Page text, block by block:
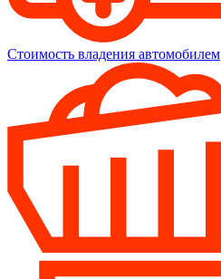
Стоимость владения автомобилем